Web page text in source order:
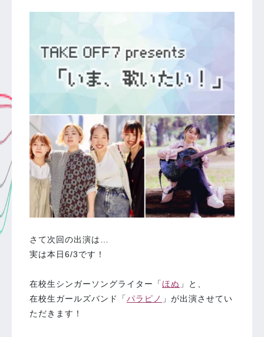
さて次回の出演は…
実は本日6/3です！
在校生シンガーソングライター「ほぬ 」と、
在校生ガールズバンド「パラピノ 」が出演させてい
ただきます！